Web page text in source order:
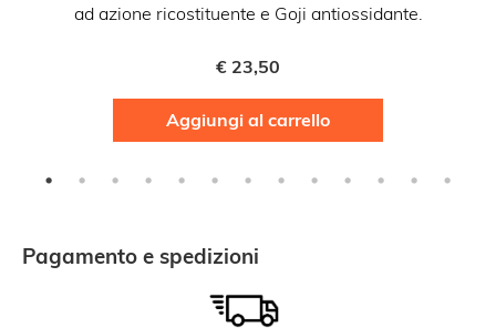
ad azione ricostituente e Goji antiossidante.
€ 23,50
Aggiungi al carrello
Pagamento e spedizioni